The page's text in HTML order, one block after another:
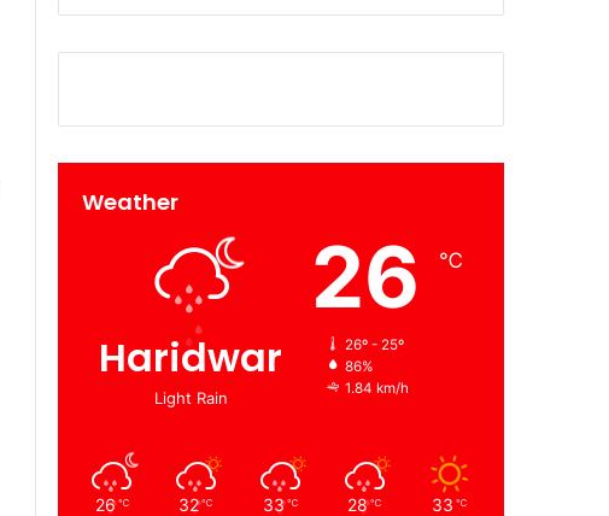
Weather
Haridwar
Light Rain
26 ℃
26º - 25º
86%
1.84 km/h
26 ℃ 32 ℃ 33 ℃ 28 ℃ 33 ℃